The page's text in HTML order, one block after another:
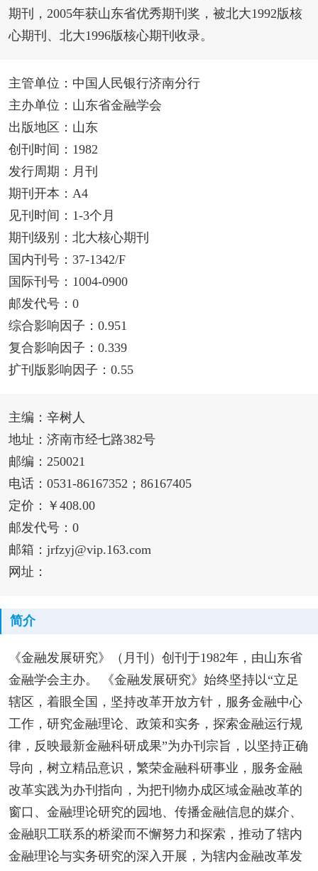
期刊，2005年获山东省优秀期刊奖，被北大1992版核
心期刊、北大1996版核心期刊收录。
主管单位：中国人民银行济南分行
主办单位：山东省金融学会
出版地区：山东
创刊时间：1982
发行周期：月刊
期刊开本：A4
见刊时间：1-3个月
期刊级别：北大核心期刊
国内刊号：37-1342/F
国际刊号：1004-0900
邮发代号：0
综合影响因子：0.951
复合影响因子：0.339
扩刊版影响因子：0.55
主编：辛树人
地址：济南市经七路382号
邮编：250021
电话：0531-86167352；86167405
定价：￥408.00
邮发代号：0
邮箱：jrfzyj@vip.163.com
网址：
简介
《金融发展研究》（月刊）创刊于1982年，由山东省
金融学会主办。 《金融发展研究》始终坚持以“立足
辖区，着眼全国，坚持改革开放方针，服务金融中心
工作，研究金融理论、政策和实务，探索金融运行规
律，反映最新金融科研成果”为办刊宗旨，以坚持正确
导向，树立精品意识，繁荣金融科研事业，服务金融
改革实践为办刊指向，为把刊物办成区域金融改革的
窗口、金融理论研究的园地、传播金融信息的媒介、
金融职工联系的桥梁而不懈努力和探索，推动了辖内
金融理论与实务研究的深入开展，为辖内金融改革发